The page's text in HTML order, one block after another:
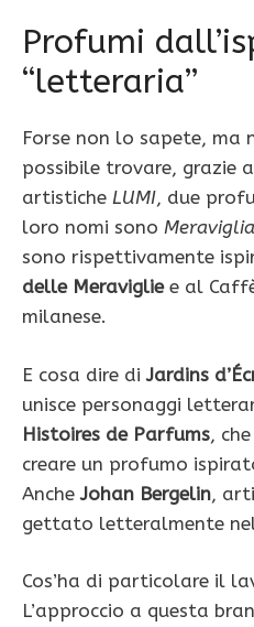
Profumi
“letteraria”
Forse non lo sapete, ma
possibile trovare, grazie
artistiche LUMI, due
loro nomi sono
sono rispettivamente
delle Meravigliee al
milanese.
E cosa dire diJardins
unisce personaggi
Histoires de Parfums,
creare un profumo
AncheJohan Bergelin,
gettato letteralmente
Cos’ha di particolare il
L’approccio a questa